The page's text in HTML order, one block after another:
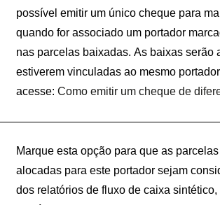
possível emitir um único cheque para
quando for associado um portador
nas parcelas baixadas. As baixas serão
estiverem vinculadas ao mesmo
acesse: Como emitir um cheque de
Marque esta opção para que as
alocadas para este portador sejam
dos relatórios de fluxo de caixa